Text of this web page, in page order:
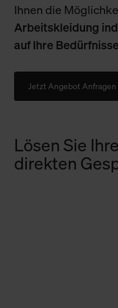
Ihnen die
Arbeitskleidung
auf Ihre Bedürfnisse
Jetzt Angebot Anfragen
Lösen Sie
direkten